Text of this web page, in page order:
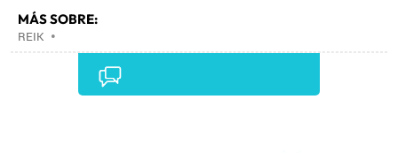
MÁS SOBRE:
REIK •